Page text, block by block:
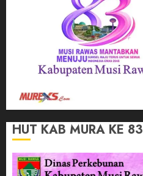
HUT KAB MURA KE 83